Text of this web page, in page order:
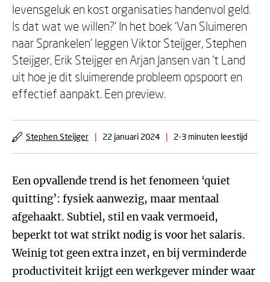
levensgeluk en kost organisaties handenvol geld.
Is dat wat we willen?’ In het boek ‘Van Sluimeren
naar Sprankelen’ leggen Viktor Steijger, Stephen
Steijger, Erik Steijger en Arjan Jansen van ’t Land
uit hoe je dit sluimerende probleem opspoort en
effectief aanpakt. Een preview.
Stephen Steijger | 22 januari 2024 | 2-3 minuten leestijd
Een opvallende trend is het fenomeen ‘quiet
quitting’: fysiek aanwezig, maar mentaal
afgehaakt. Subtiel, stil en vaak vermoeid,
beperkt tot wat strikt nodig is voor het salaris.
Weinig tot geen extra inzet, en bij verminderde
productiviteit krijgt een werkgever minder waar